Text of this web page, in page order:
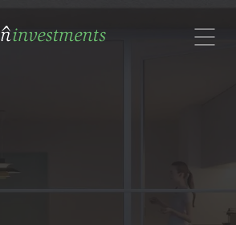
no Brasil.
9191